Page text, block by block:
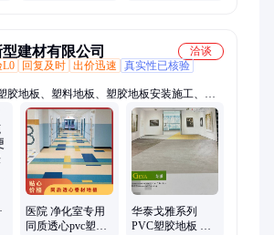
建材有限公司
洽谈
L0 回复及时 出价迅速
真实性已核验
胶地板、塑料地板、塑胶地板安装施工、运
、定制地板、洁福地板、木质运动地板、幼儿
板
医院 净化室专用
同质透心pvc塑胶
华泰戈雅系列
PVC塑胶地板 适